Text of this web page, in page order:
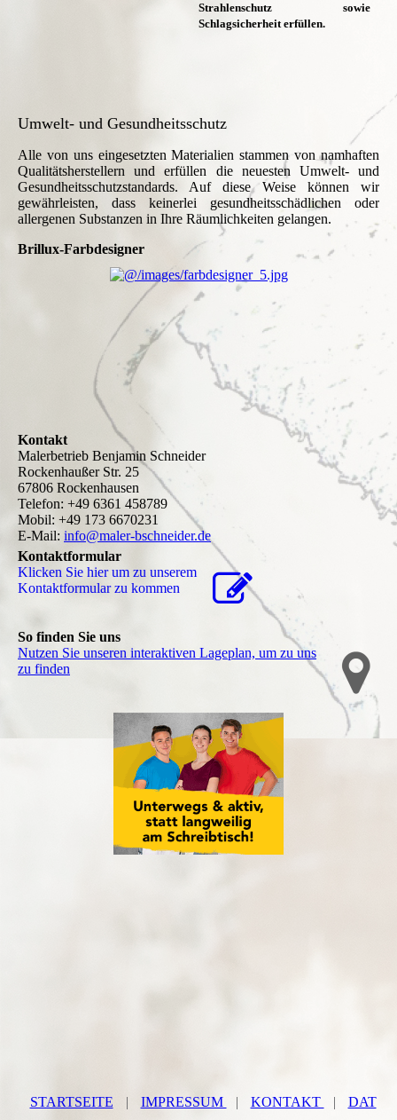
Strahlenschutz sowie
Schlagsicherheit erfüllen.
Umwelt- und Gesundheitsschutz
Alle von uns eingesetzten Materialien stammen von namhaften
Qualitätsherstellern und erfüllen die neuesten Umwelt- und
Gesundheitsschutzstandards. Auf diese Weise können wir
gewährleisten, dass keinerlei gesundheitsschädlichen oder
allergenen Substanzen in Ihre Räumlichkeiten gelangen.
Brillux-Farbdesigner
Kontakt
Malerbetrieb Benjamin Schneider
Rockenhaußer Str. 25
67806 Rockenhausen
Telefon: +49 6361 458789
Mobil: +49 173 6670231
E-Mail: info@maler-bschneider.de
Kontaktformular
Klicken Sie hier um zu unserem
Kon­takt­for­mu­lar zu kommen
So finden Sie uns
Nutzen Sie unseren interaktiven La­ge­plan, um zu uns
zu finden
STARTSEITE | IMPRESSUM | KONTAKT | DAT